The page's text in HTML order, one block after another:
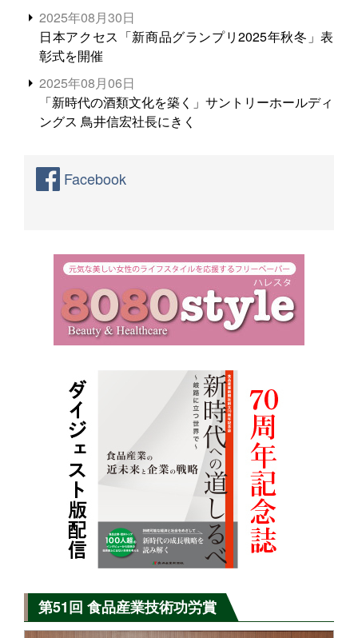
2025年08月30日
日本アクセス「新商品グランプリ2025年秋冬」表
彰式を開催
2025年08月06日
「新時代の酒類文化を築く」サントリーホールディ
ングス 鳥井信宏社長にきく
Facebook
第51回 食品産業技術功労賞